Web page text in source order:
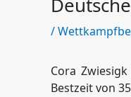
/
Cora
Bestzeit von